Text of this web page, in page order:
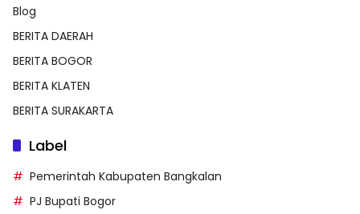
Blog
BERITA DAERAH
BERITA BOGOR
BERITA KLATEN
BERITA SURAKARTA
Label
Pemerintah Kabupaten Bangkalan
PJ Bupati Bogor